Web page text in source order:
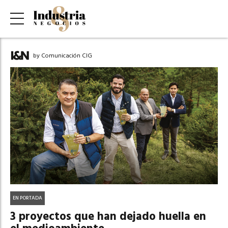
by Comunicación CIG
EN PORTADA
3 proyectos que han dejado huella en